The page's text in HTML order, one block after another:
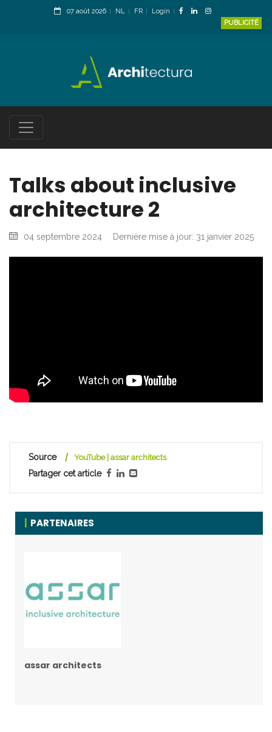
07 août 2026 NL FR
Login
PUBLICITÉ
Talks about inclusive
architecture 2
04 septembre 2024 Dernière mise à jour: 31 janvier 2025
Source YouTube | assar architects
Partager cet article
PARTENAIRES
assar architects